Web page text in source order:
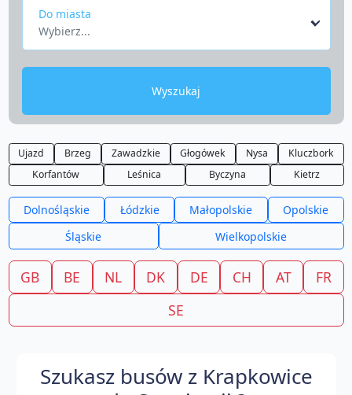
Do miasta
Wybierz...
Wyszukaj
Ujazd Brzeg Zawadzkie Głogówek Nysa
Kluczbork
Korfantów
Leśnica Byczyna Kietrz
Dolnośląskie Łódzkie Małopolskie
Opolskie
Śląskie
Wielkopolskie
GB BE NL DK DE CH AT
FR
SE
Szukasz busów z Krapkowice